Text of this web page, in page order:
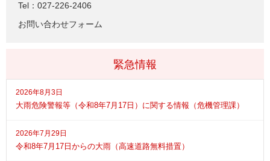
Tel：027-226-2406
お問い合わせフォーム
緊急情報
2026年8月3日
大雨危険警報等（令和8年7月17日）に関する情報（危機管理課）
2026年7月29日
令和8年7月17日からの大雨（高速道路無料措置）